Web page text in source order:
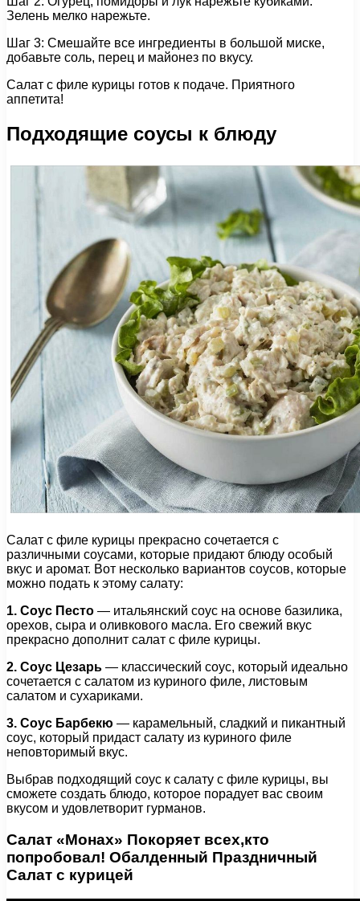
Зелень мелко нарежьте.
Шаг 3: Смешайте все ингредиенты в большой миске,
добавьте соль, перец и майонез по вкусу.
Салат с филе курицы готов к подаче. Приятного
аппетита!
Подходящие соусы к блюду
Салат с филе курицы прекрасно сочетается с
различными соусами, которые придают блюду особый
вкус и аромат. Вот несколько вариантов соусов, которые
можно подать к этому салату:
1. Соус Песто — итальянский соус на основе базилика,
орехов, сыра и оливкового масла. Его свежий вкус
прекрасно дополнит салат с филе курицы.
2. Соус Цезарь — классический соус, который идеально
сочетается с салатом из куриного филе, листовым
салатом и сухариками.
3. Соус Барбекю — карамельный, сладкий и пикантный
соус, который придаст салату из куриного филе
неповторимый вкус.
Выбрав подходящий соус к салату с филе курицы, вы
сможете создать блюдо, которое порадует вас своим
вкусом и удовлетворит гурманов.
Салат «Монах» Покоряет всех,кто
попробовал! Обалденный Праздничный
Салат с курицей